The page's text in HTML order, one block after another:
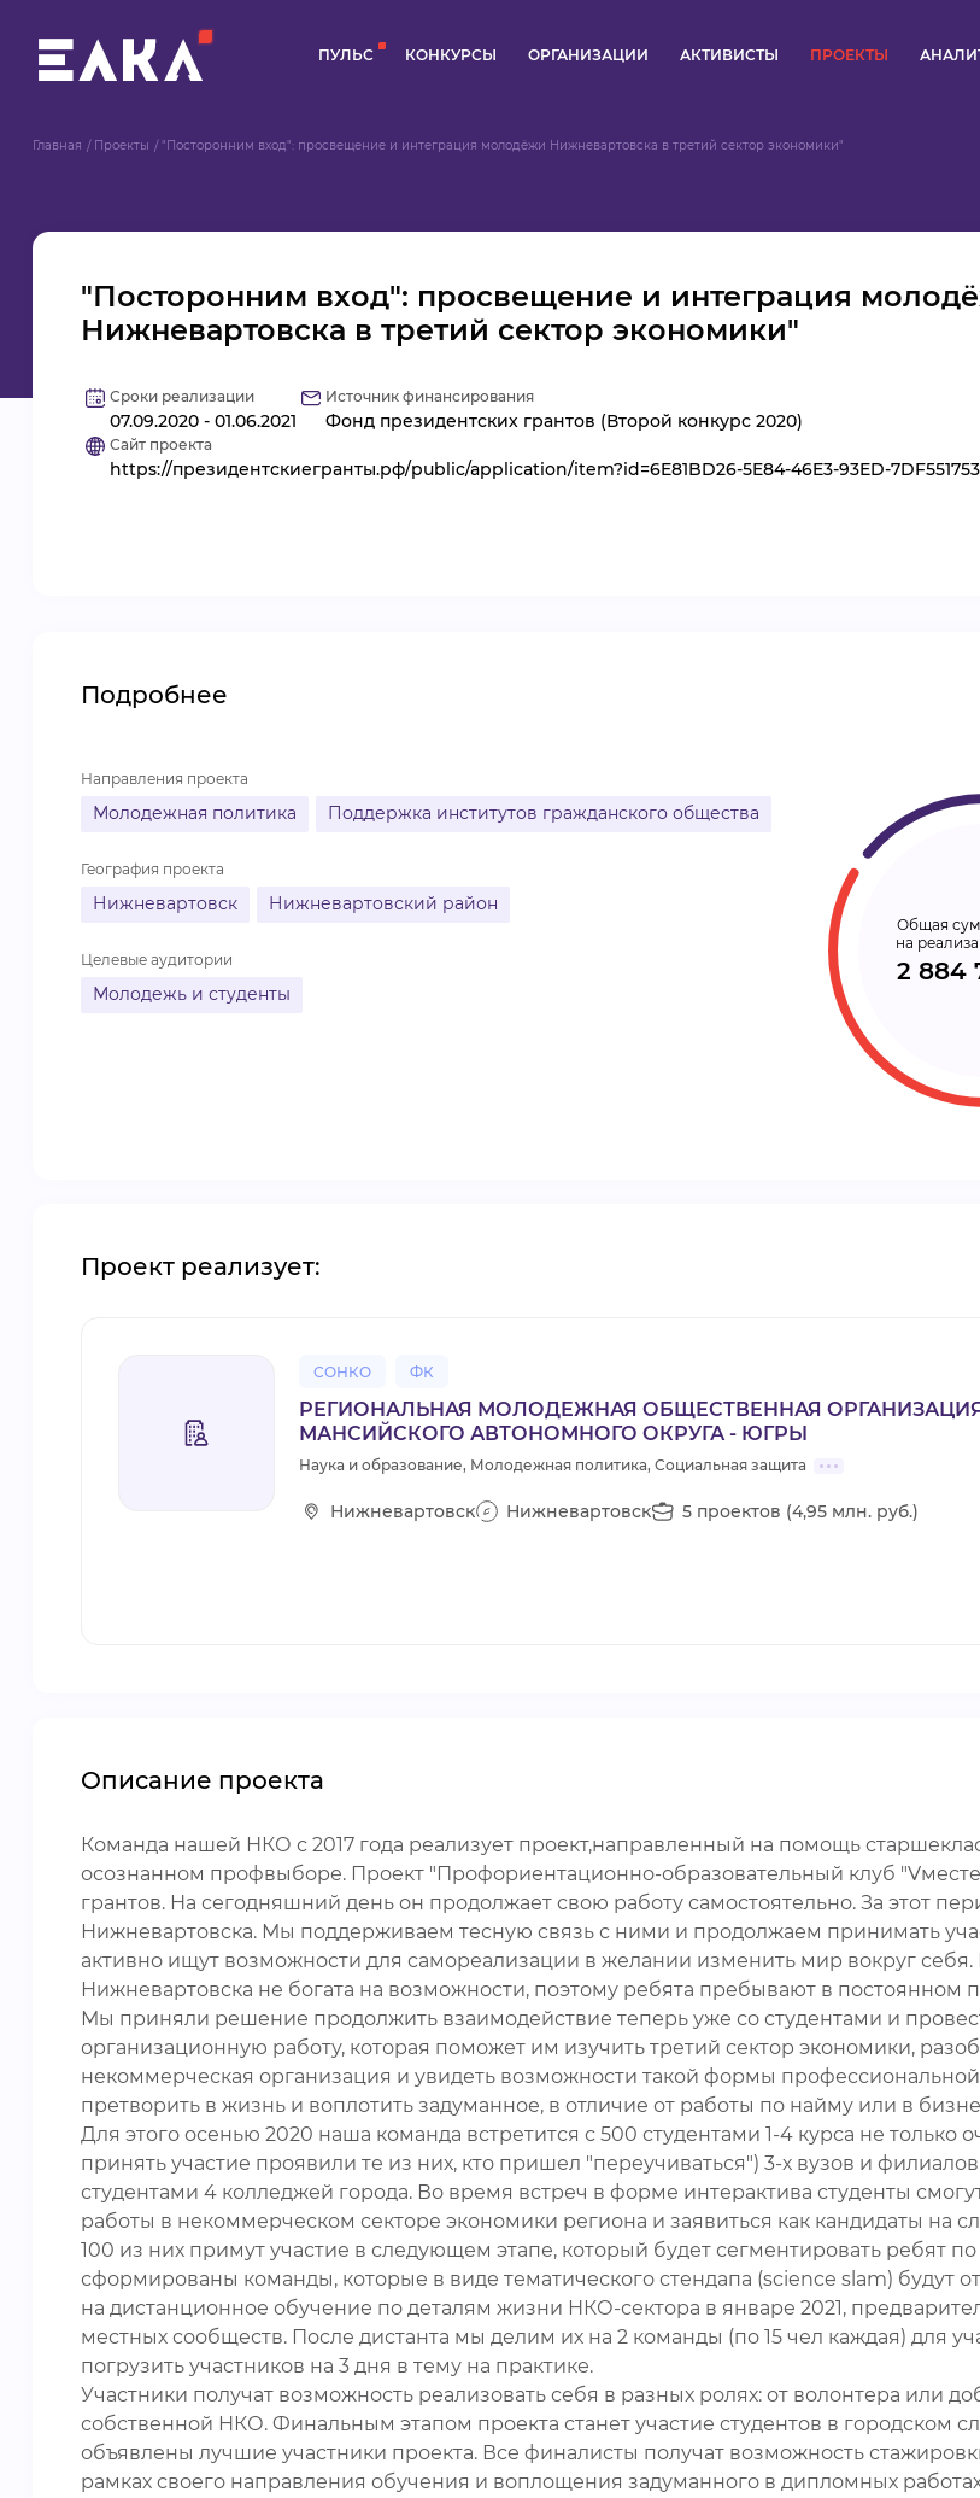
ПУЛЬС КОНКУРСЫ ОРГАНИЗАЦИИ АКТИВИСТЫ ПРОЕКТЫ
ПУЛЬС
АКТИВИСТЫ
Главная Проекты "Посторонним вход": просвещение и интеграция молодёжи Нижневартовска в третий сектор экономики"
"Посторонним вход": просвещение и интеграция
Нижневартовска в третий сектор экономики"
Сроки реализации
07.09.2020 - 01.06.2021
Источник финансирования
Фонд президентских грантов (Второй конкурс 2020)
Сайт проекта
https://президентскиегранты.рф/public/application/item?id=6E81BD26-5E84-46E3-93ED-
Подробнее
Направления проекта
Молодежная политика Поддержка институтов гражданского общества
География проекта
Нижневартовск Нижневартовский район
Целевые аудитории
Молодежь и студенты
Общая
на
2 884
Проект реализует:
СОНКО ФК
РЕГИОНАЛЬНАЯ МОЛОДЕЖНАЯ ОБЩЕСТВЕННАЯ
МАНСИЙСКОГО АВТОНОМНОГО ОКРУГА - ЮГРЫ
Наука и образование, Молодежная политика, Социальная защита
Нижневартовск Нижневартовск 5 проектов (4,95 млн. руб.)
Описание проекта
Команда нашей НКО с 2017 года реализует проект,направленный на помощь
осознанном профвыборе. Проект "Профориентационно-образовательный клуб
грантов. На сегодняшний день он продолжает свою работу самостоятельно. За этот
Нижневартовска. Мы поддерживаем тесную связь с ними и продолжаем принимать
активно ищут возможности для самореализации в желании изменить мир вокруг
Нижневартовска не богата на возможности, поэтому ребята пребывают в постоянном
Мы приняли решение продолжить взаимодействие теперь уже со студентами и
организационную работу, которая поможет им изучить третий сектор экономики,
некоммерческая организация и увидеть возможности такой формы
претворить в жизнь и воплотить задуманное, в отличие от работы по найму или в
Для этого осенью 2020 наша команда встретится с 500 студентами 1-4 курса не
принять участие проявили те из них, кто пришел "переучиваться") 3-х вузов и
студентами 4 колледжей города. Во время встреч в форме интерактива студенты
работы в некоммерческом секторе экономики региона и заявиться как кандидаты на
100 из них примут участие в следующем этапе, который будет сегментировать ребят
сформированы команды, которые в виде тематического стендапа (science slam) будут
на дистанционное обучение по деталям жизни НКО-сектора в январе 2021,
местных сообществ. После дистанта мы делим их на 2 команды (по 15 чел каждая) для
погрузить участников на 3 дня в тему на практике.
Участники получат возможность реализовать себя в разных ролях: от волонтера или
собственной НКО. Финальным этапом проекта станет участие студентов в городском
объявлены лучшие участники проекта. Все финалисты получат возможность
рамках своего направления обучения и воплощения задуманного в дипломных